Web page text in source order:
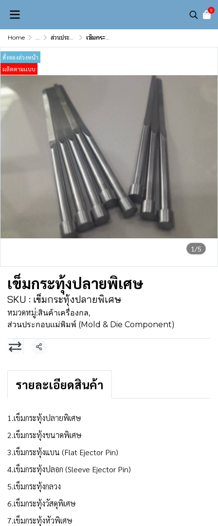
0
Home ... ส่วนประกอบเเม่พิมพ์ (Mold & Die Component) เข็มกระทุ้งปลายพิเศษ
1/5
สั่งจองล่วงหน้า
ผลิตตามเเบบ
เข็มกระทุ้งปลายพิเศษ
SKU : เข็มกระทุ้งปลายพิเศษ
หมวดหมู่:สินค้าเครื่องกล,
ส่วนประกอบเเม่พิมพ์ (Mold & Die Component)
แชร์
รายละเอียดสินค้า
1.เข็มกระทุ้งปลายพิเศษ
2.เข็มกระทุ้งขนาดพิเศษ
3.เข็มกระทุ้งแบน (Flat Ejector Pin)
4.เข็มกระทุ้งปลอก (Sleeve Ejector Pin)
5.เข็มกระทุ้งกลวง
6.เข็มกระทุ้งวัสดุพิเศษ
7.เข็มกระทุ้งหัวพิเศษ